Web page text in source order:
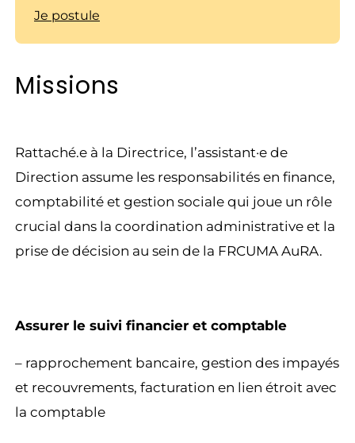
Je postule
Missions
Rattaché.e à la Directrice, l’assistant·e de
Direction assume les responsabilités en finance,
comptabilité et gestion sociale qui joue un rôle
crucial dans la coordination administrative et la
prise de décision au sein de la FRCUMA AuRA.
Assurer le suivi financier et comptable
– rapprochement bancaire, gestion des impayés
et recouvrements, facturation en lien étroit avec
la comptable